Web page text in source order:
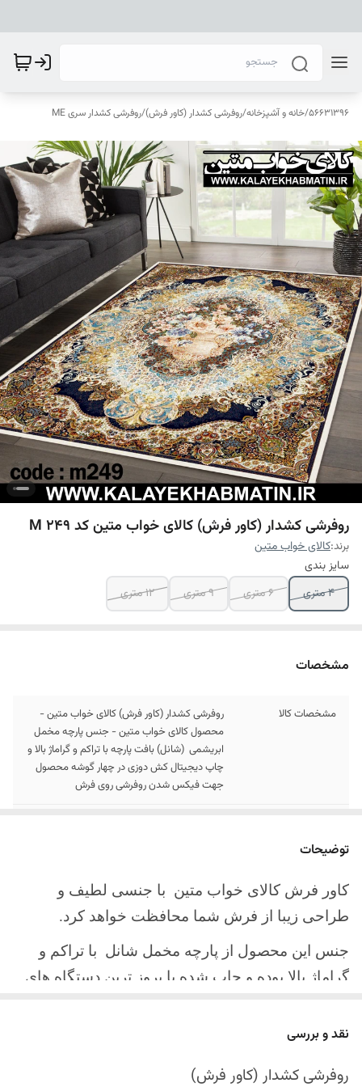
56631396
/خانه و آشپزخانه/روفرشی کشدار (کاور فرش)/روفرشی کشدار سری ME
روفرشی کشدار (کاور فرش) کالای خواب متین کد M 249
برند:کالای خواب متین
سایز بندی
4 متری
6 متری 9 متری 12 متری
مشخصات
مشخصات کالا
روفرشی کشدار (کاور فرش) کالای خواب متین -
محصول کالای خواب متین - جنس پارچه مخمل
ابریشمی (شانل) بافت پارچه با تراکم و گراماژ بالا و
چاپ دیجیتال کش دوزی در چهار گوشه محصول
جهت فیکس شدن روفرشی روی فرش
ارسال کالا
آینده
توضیحات
کاور فرش کالای خواب متین با جنسی لطیف و
طراحی زیبا از فرش شما محافظت خواهد کرد.
جنس این محصول از پارچه مخمل شانل با تراکم و
گراماژ بالا بوده و چاپ شده با بروز ترین دستگاه های
چهار گوشه این محصول با کش باکیفیت دوخته‌شده
نقد و بررسی
روفرشی کشدار (کاور فرش)